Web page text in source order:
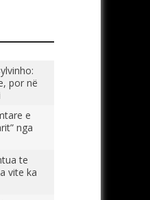
por në
e
nga
te
vite ka